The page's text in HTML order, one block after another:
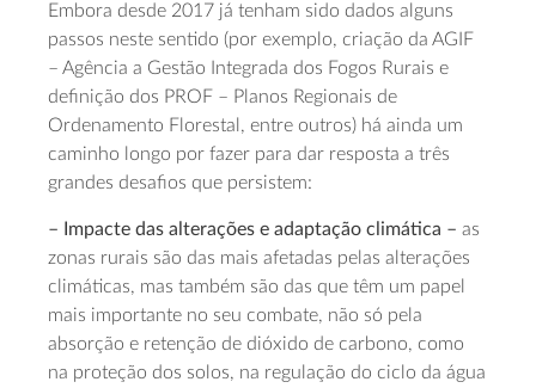
Embora desde 2017 já tenham sido dados alguns
passos neste sentido (por exemplo, criação da AGIF
– Agência a Gestão Integrada dos Fogos Rurais e
definição dos PROF – Planos Regionais de
Ordenamento Florestal, entre outros) há ainda um
caminho longo por fazer para dar resposta a três
grandes desafios que persistem:
– Impacte das alterações e adaptação climática – as
zonas rurais são das mais afetadas pelas alterações
climáticas, mas também são das que têm um papel
mais importante no seu combate, não só pela
absorção e retenção de dióxido de carbono, como
na proteção dos solos, na regulação do ciclo da água